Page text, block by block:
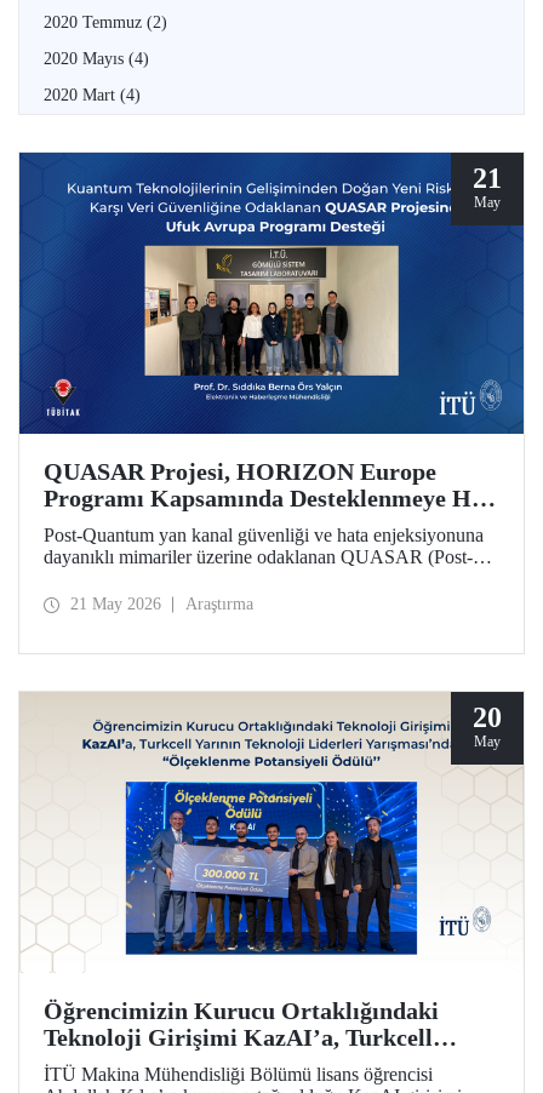
2020 Temmuz (2)
2020 Mayıs (4)
2020 Mart (4)
21
May
QUASAR Projesi, HORIZON Europe
Programı Kapsamında Desteklenmeye Hak
Kazandı
Post-Quantum yan kanal güvenliği ve hata enjeksiyonuna
dayanıklı mimariler üzerine odaklanan QUASAR (Post-
Architectures for RISC V Platforms) projesi, HORIZON
21 May 2026 Araştırma
20
May
Öğrencimizin Kurucu Ortaklığındaki
Teknoloji Girişimi KazAI’a, Turkcell
Yarının Teknoloji Liderleri Yarışmasında
İTÜ Makina Mühendisliği Bölümü lisans öğrencisi